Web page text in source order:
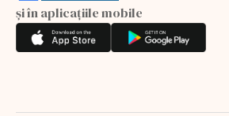
și în aplicațiile mobile